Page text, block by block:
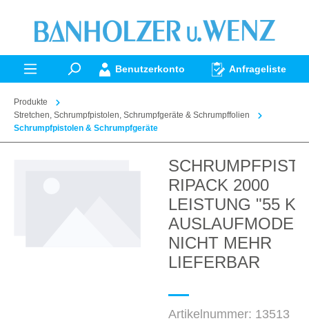
springen
Benutzerkonto Anfrageliste
Produkte
Stretchen, Schrumpfpistolen, Schrumpfgeräte & Schrumpffolien
Schrumpfpistolen & Schrumpfgeräte
RIPACK 2000
LEISTUNG "55
NICHT MEHR
LIEFERBAR
Artikelnummer: 13513